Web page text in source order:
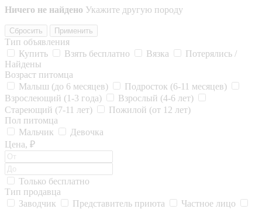
Ничего не найдено Укажите другую породу
Сбросить Применить
Тип объявления
Купить
Взять бесплатно Вязка
Потерялись /
Найдены
Возраст питомца
Малыш (до 6 месяцев)
Подросток (6-11 месяцев)
Взрослеющий (1-3 года)
Взрослый (4-6 лет)
Стареющий (7-11 лет)
Пожилой (от 12 лет)
Пол питомца
Мальчик
Девочка
Цена, ₽
Только бесплатно
Тип продавца
Заводчик
Представитель приюта
Частное лицо